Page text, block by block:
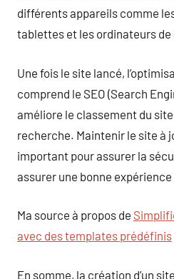
différents appareils comme
tablettes et les ordinateurs de
Une fois le site lancé,
comprend le SEO (Search
améliore le classement du
recherche. Maintenir le site à
important pour assurer la
assurer une bonne
Ma source à propos de
avec des templates prédéfinis
En somme, la création d’un